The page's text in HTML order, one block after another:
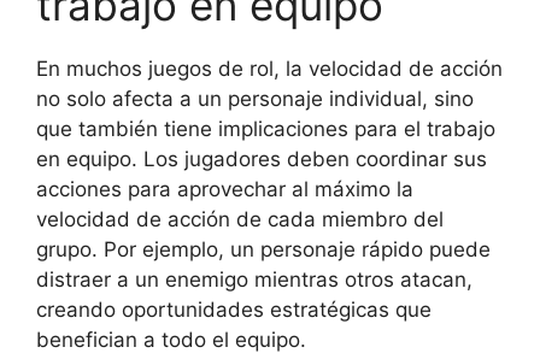
En muchos juegos de rol, la velocidad de acción
no solo afecta a un personaje individual, sino
que también tiene implicaciones para el trabajo
en equipo. Los jugadores deben coordinar sus
acciones para aprovechar al máximo la
velocidad de acción de cada miembro del
grupo. Por ejemplo, un personaje rápido puede
distraer a un enemigo mientras otros atacan,
creando oportunidades estratégicas que
benefician a todo el equipo.